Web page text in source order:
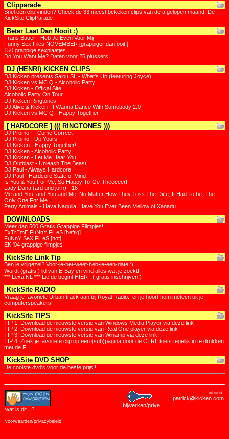
Clipparade
Snel een clip vinden? Check de 33 meest bekeken clips van de afgelopen maand: De
KickSite ClipParade
Beter Laat Dan Nooit :)
Frans Bauer - Heb Je Even Voor Mij
Funny Sex Files NOVEMBER [grappiger dan ooit!]
150 grappige sexplaatjes
Do You Want Me? Daten voor 25 plussers
DJ (HENRI) KICKEN CLIPS
DJ Kicken presents Salou SL - What's Up (featuring Joyce)
DJ Kicken vs MC Q - Alcoholic Party
DJ Kicken - Offical Site
Alcoholic Party On Tour
DJ Kicken Ringtones
DJ Alive & Kicken - I Wanna Dance With Somebody 2.0
DJ Kicken vs MC Q - Happy Together
[ HARDCORE ] ((( RINGTONES )))
DJ Promo - I Come Correct
DJ Promo - Up Yours
DJ Kicken - Happy Together!
DJ Kicken - Alcoholic Party
DJ Kicken - Let Me Hear You
DJ Outblast - Unleash The Beast
DJ Paul - Always Hardcore
DJ Paul - Hardcore State of Mind
Is You & You For Me, So Happy To-Ge-Theeeeer!
Lady Dana (ard und jorn) - 16
Me and You, and You and Me, No Matter How They Toss The Dice, It Had To be, The
Only One For Me
Party Animals - Hava Naquila, Have You Ever Been Mellow of Xanadu
DOWNLOADS
Meer dan 500 Gratis Grappige Filmpjes!
ExTrEmE FuNnY FiLeS [heftig]
FuNnY SeX FiLeS [hot]
EK '04 grappige filmpjes
KickSite Link Tip
Ben je vrijgezel? Voor-je-het-weet-heb-je-een-date :)
Wordt (gratis!) lid van E-Bay en vind alles wat je zoekt!
*** Lexa.NL *** Liefde begint HIER ! ( gratis inschrijven )
KickSite RADIO
Vraag je favoriete Urban track aan bij Royal Radio.. en je hoort hem meteen uit je
computerspeakers!
KickSite TIPS
TIP 1: Download de nieuwste versie van Windows Media Player via deze link
TIP 2: Download de nieuwste versie van Real One player via deze link
TIP 3: Download de nieuwste versie van Winamp via deze link
TIP 4: Zoek je favoriete clip op een (sub)pagina door de CTRL toets tegelijk in te drukken
met de F
KickSite DVD SHOP
De coolste dvd's voor de beste prijs !
wat is dit ...?
voorwaarden/privacybeleid
bijwerken/prive
inhoud:
patrick@kicken.com